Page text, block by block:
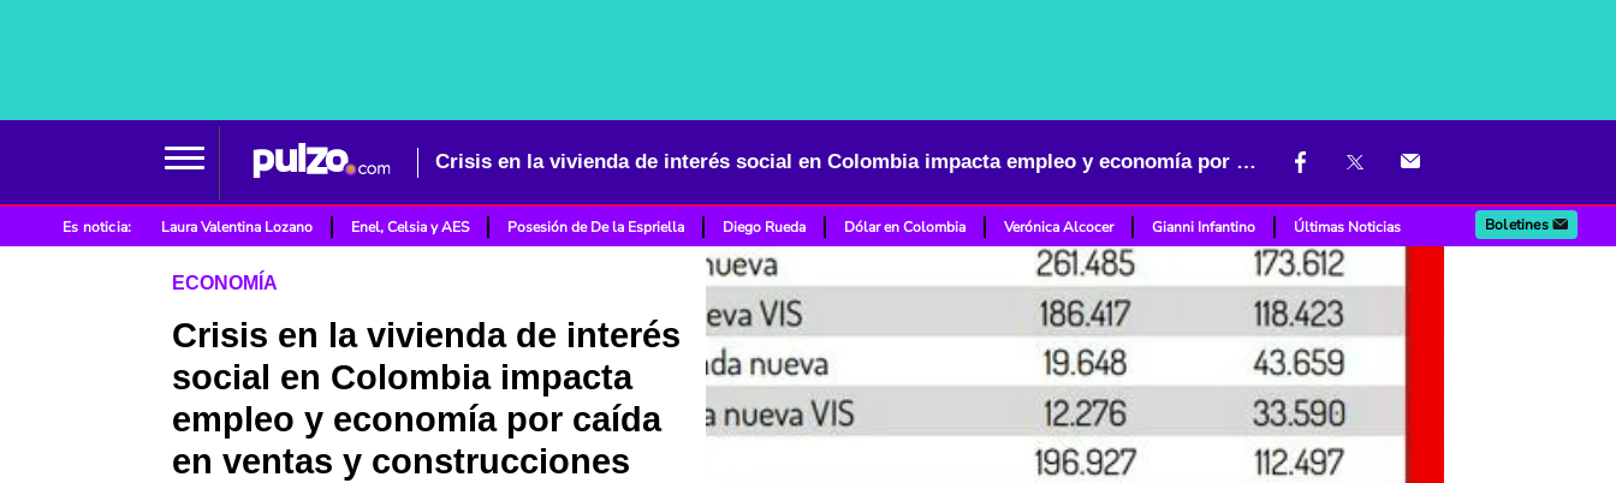
Crisis en la vivienda de interés social en Colombia impacta empleo y economía por caída en ventas y construcciones
Es noticia: Laura Valentina Lozano Enel, Celsia y AES Posesión de De la Espriella Diego Rueda Dólar en Colombia Verónica Alcocer Gianni Infantino Últimas Noticias Boletines
ECONOMÍA
Crisis en la vivienda de interés
social en Colombia impacta
empleo y economía por caída
en ventas y construcciones